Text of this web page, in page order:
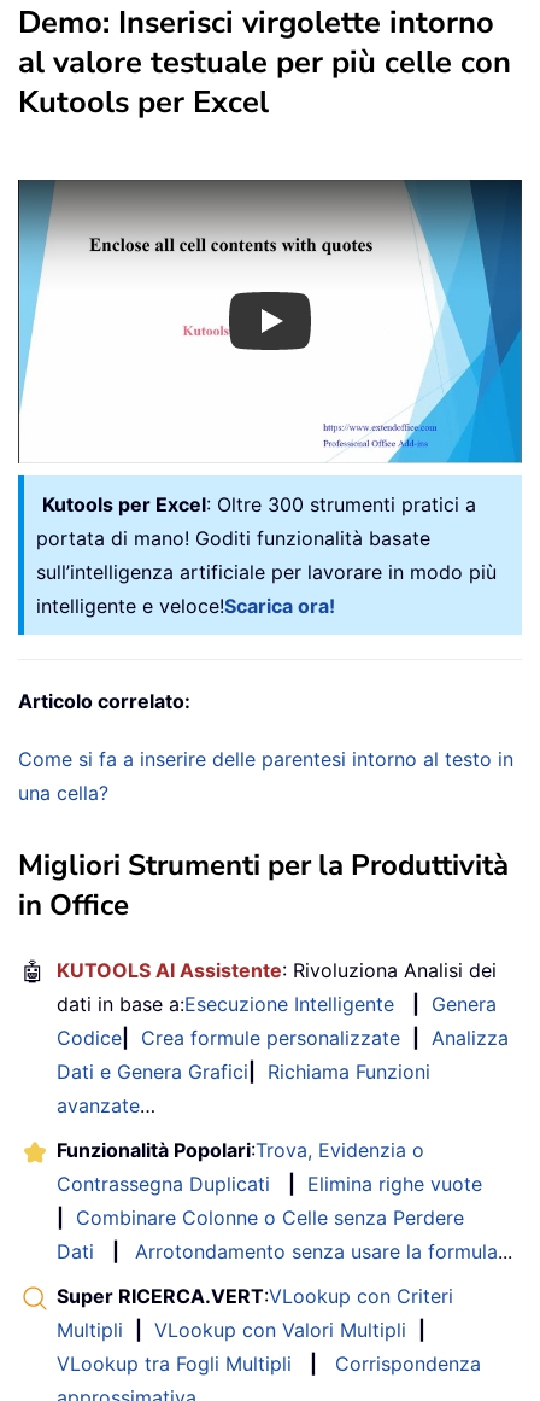
Demo: Inserisci virgolette intorno
al valore testuale per più celle con
Kutools per Excel
Play
Kutools per Excel: Oltre 300 strumenti pratici a
portata di mano! Goditi funzionalità basate
sull’intelligenza artificiale per lavorare in modo più
intelligente e veloce!Scarica ora!
Articolo correlato:
Come si fa a inserire delle parentesi intorno al testo in
una cella?
Migliori Strumenti per la Produttività
in Office
🤖 KUTOOLS AI Assistente: Rivoluziona Analisi dei
dati in base a:Esecuzione Intelligente
Genera
Codice
Crea formule personalizzate
Analizza
Dati e Genera Grafici
Richiama Funzioni
avanzate…
Funzionalità Popolari:Trova, Evidenzia o
Contrassegna Duplicati
Elimina righe vuote
Combinare Colonne o Celle senza Perdere
Dati
Arrotondamento senza usare la formula...
Super RICERCA.VERT:VLookup con Criteri
Multipli
VLookup con Valori Multipli
VLookup tra Fogli Multipli
Corrispondenza